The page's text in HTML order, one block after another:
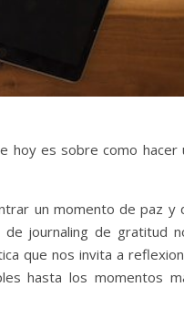
hoy es sobre como hacer
un momento de paz y
journaling de gratitud
que nos invita a
hasta los momentos